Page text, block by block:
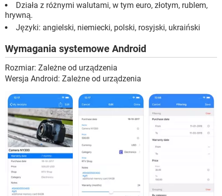
Działa z różnymi walutami, w tym euro, złotym, rublem,
hrywną.
Języki: angielski, niemiecki, polski, rosyjski, ukraiński
Wymagania systemowe Android
Rozmiar: Zależne od urządzenia
Wersja Android: Zależne od urządzenia